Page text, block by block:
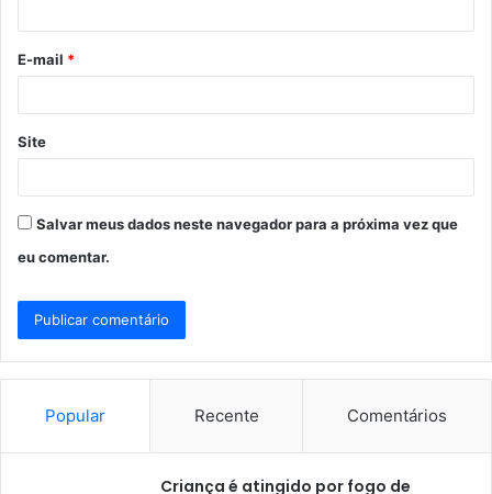
*
E-mail *
Site
Salvar meus dados neste navegador para a próxima vez que
eu comentar.
Popular Recente Comentários
Criança é atingido por fogo de